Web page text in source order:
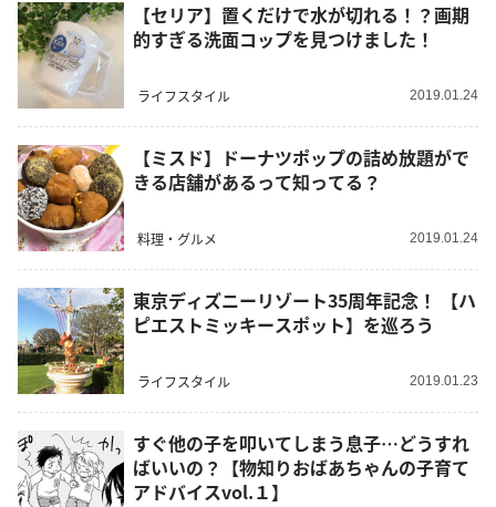
【セリア】置くだけで水が切れる！？画期
的すぎる洗面コップを見つけました！
ライフスタイル 2019.01.24
【ミスド】ドーナツポップの詰め放題がで
きる店舗があるって知ってる？
料理・グルメ 2019.01.24
東京ディズニーリゾート35周年記念！ 【ハ
ピエストミッキースポット】を巡ろう
ライフスタイル 2019.01.23
すぐ他の子を叩いてしまう息子…どうすれ
ばいいの？【物知りおばあちゃんの子育て
アドバイスvol.１】